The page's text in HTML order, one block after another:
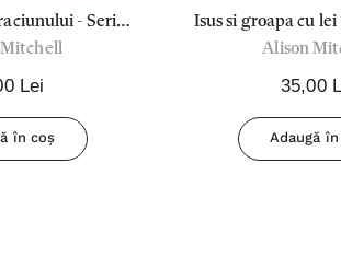
- Seria
adevarul
Lei
în coș
Isus si groapa cu
care spun
Alison
35,00
Adaugă